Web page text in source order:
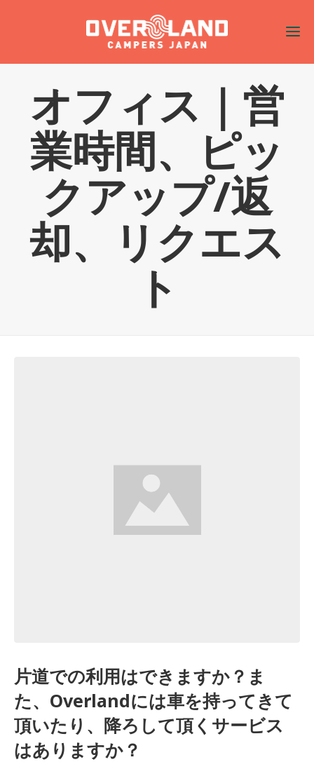
オフィス｜営
業時間、ピッ
クアップ/返
却、リクエス
ト
片道での利用はできますか？ま
た、Overlandには車を持ってきて
頂いたり、降ろして頂くサービス
はありますか？